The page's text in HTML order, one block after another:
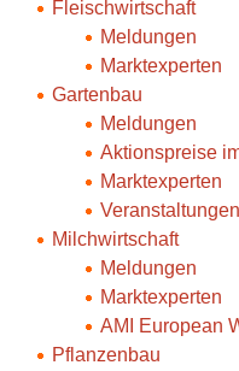
Fleischwirtschaft
Meldungen
Marktexperten
Gartenbau
Meldungen
Aktionspreise
Marktexperten
Milchwirtschaft
Meldungen
Marktexperten
AMI European
Pflanzenbau